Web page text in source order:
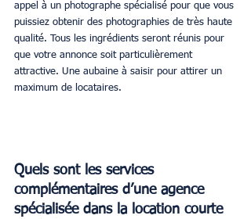
appel à un photographe spécialisé pour que vous
puissiez obtenir des photographies de très haute
qualité. Tous les ingrédients seront réunis pour
que votre annonce soit particulièrement
attractive. Une aubaine à saisir pour attirer un
maximum de locataires.
Quels sont les services
complémentaires d’une agence
spécialisée dans la location courte